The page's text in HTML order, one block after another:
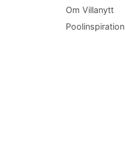
Om Villanytt
Poolinspiration